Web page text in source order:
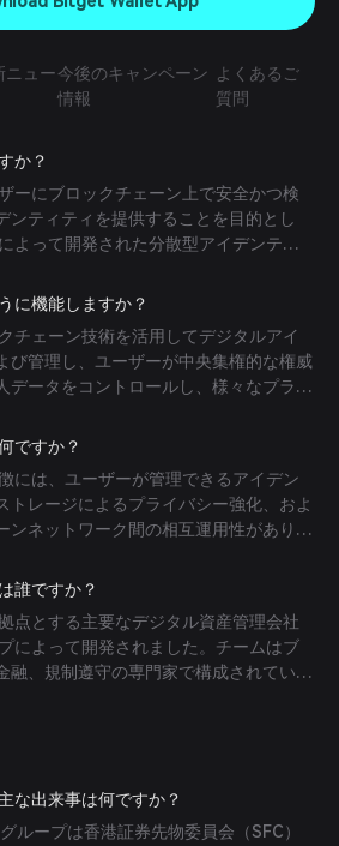
ニュー今後のキャンペーン
情報
よくあるご
質問
か？
ーにブロックチェーン上で安全かつ検
ンティティを提供することを目的とし
よって開発された分散型アイデンティ
。
に機能しますか？
チェーン技術を活用してデジタルアイ
び管理し、ユーザーが中央集権的な権威
データをコントロールし、様々なプラッ
能にします。
ですか？
には、ユーザーが管理できるアイデン
トレージによるプライバシー強化、およ
ンネットワーク間の相互運用性がありま
誰ですか？
点とする主要なデジタル資産管理会社
によって開発されました。チームはブ
融、規制遵守の専門家で構成されていま
な出来事は何ですか？
ループは香港証券先物委員会（SFC）